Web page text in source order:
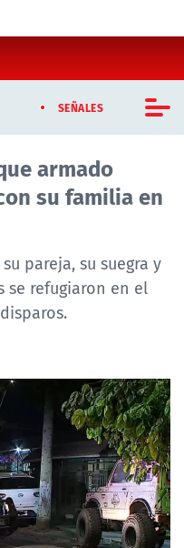
SEÑALES
armado
su familia en
pareja, su suegra y
se refugiaron en el